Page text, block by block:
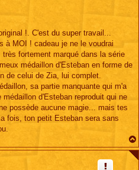
!. C'est du super travail...
à MOI ! cadeau je ne le voudrai
fortement marqué dans la série
médaillon d'Esteban en forme de
de celui de Zia, lui complet.
sa partie manquante qui m'a
d'Esteban reproduit qui ne
possède aucune magie... mais tes
fois, ton petit Esteban sera sans